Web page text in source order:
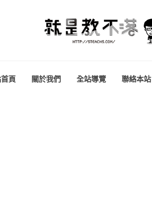
頁 關於我們 全站導覽 聯絡本站